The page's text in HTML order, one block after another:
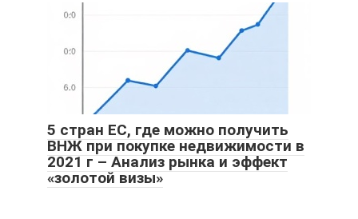
5 стран ЕС, где можно получить
ВНЖ при покупке недвижимости в
2021 г – Анализ рынка и эффект
«золотой визы»